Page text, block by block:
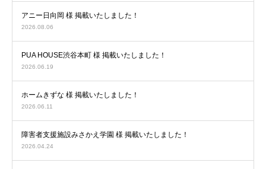
アニー日向岡 様 掲載いたしました！
2026.08.06
PUA HOUSE渋谷本町 様 掲載いたしました！
2026.06.19
ホームきずな 様 掲載いたしました！
2026.06.11
障害者支援施設みさかえ学園 様 掲載いたしました！
2026.04.24